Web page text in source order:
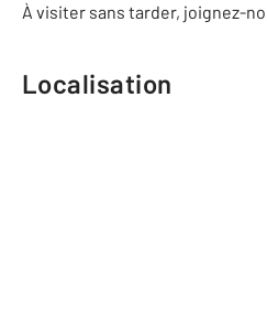
À visiter sans tarder, joignez-
Localisation